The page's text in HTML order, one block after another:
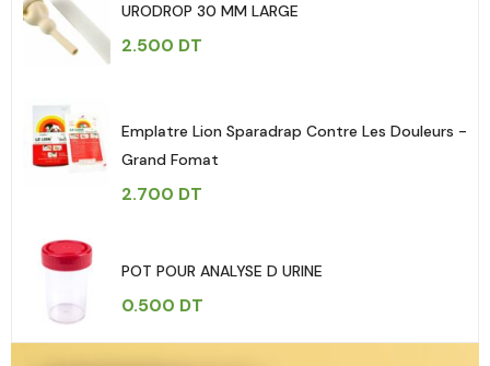
URODROP 30 MM LARGE
2.500 DT
Emplatre Lion Sparadrap Contre Les Douleurs -
Grand Fomat
2.700 DT
POT POUR ANALYSE D URINE
0.500 DT